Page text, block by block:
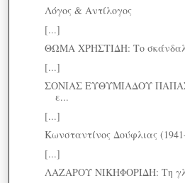
Λόγος & Αντίλογος
[...]
ΘΩΜΑ ΧΡΗΣΤΙΔΗ: Το
[...]
ΣΟΝΙΑΣ ΕΥΘΥΜΙΑΔΟΥ
ε...
[...]
Κωνσταντίνος Δούφλιας
[...]
ΛΑΖΑΡΟΥ ΝΙΚΗΦΟΡΙΔΗ: Τη